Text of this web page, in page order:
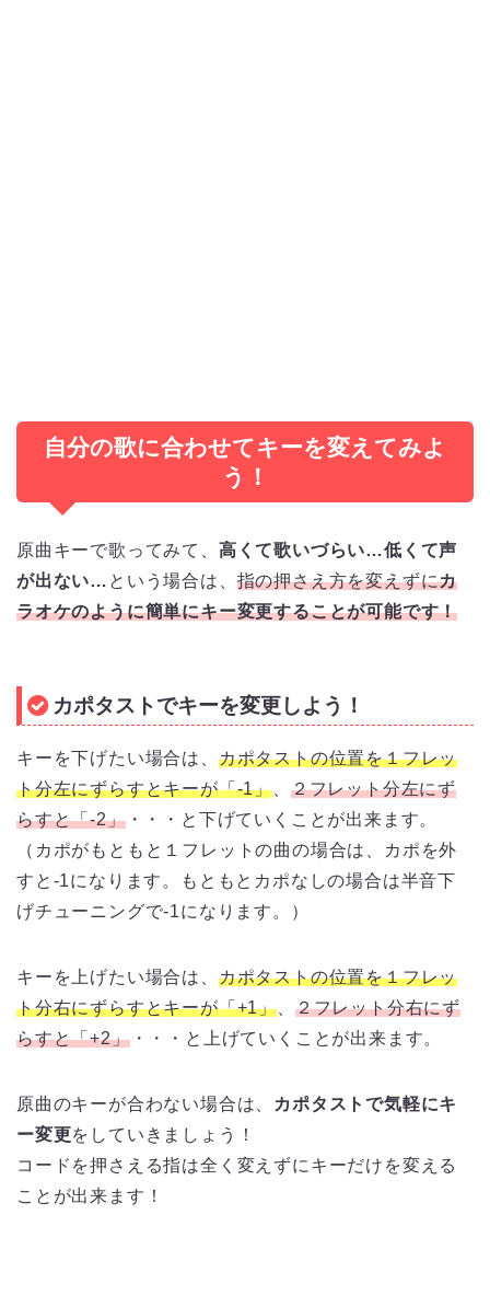
自分の歌に合わせてキーを変えてみよ
う！
原曲キーで歌ってみて、 高くて歌いづらい…低くて声
が出ない… という場合は、 指の押さえ方を変えずにカ
ラオケのように簡単にキー変更することが可能です！
カポタストでキーを変更しよう！
キーを下げたい場合は、 カポタストの位置を１フレッ
ト分左にずらすとキーが「-1」
２フレット分左にず
らすと「-2」・・・と下げていくことが出来ます。
（カポがもともと１フレットの曲の場合は、カポを外
すと-1になります。もともとカポなしの場合は半音下
げチューニングで-1になります。）
キーを上げたい場合は、 カポタストの位置を１フレッ
ト分右にずらすとキーが「+1」
２フレット分右にず
らすと「+2」・・・と上げていくことが出来ます。
原曲のキーが合わない場合は、
カポタストで気軽にキ
ー変更をしていきましょう！
コードを押さえる指は全く変えずにキーだけを変える
ことが出来ます！